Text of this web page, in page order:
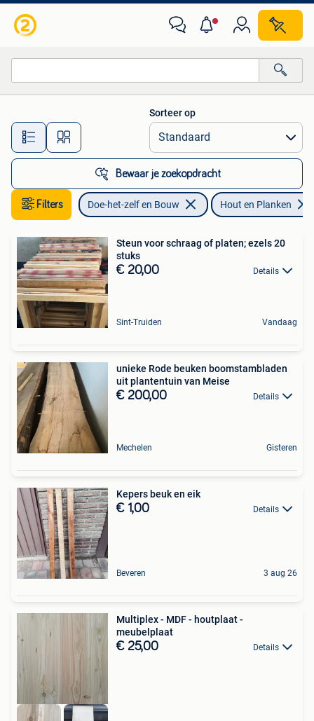
Alle afstanden…
Sorteer op
Bewaar je zoekopdracht
Filters Doe-het-zelf en Bouw Hout en Planken
Steun voor schraag of platen; ezels 20
stuks
€ 20,00 Details
Sint-Truiden Vandaag
unieke Rode beuken boomstambladen
uit plantentuin van Meise
€ 200,00 Details
Mechelen Gisteren
Kepers beuk en eik
€ 1,00 Details
Beveren 3 aug 26
Multiplex - MDF - houtplaat -
meubelplaat
€ 25,00 Details